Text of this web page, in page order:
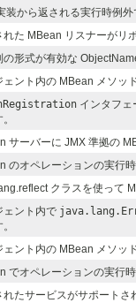
装から返される実行時例外
れた MBean リスナーがリ
の形式が有効な
ェント内の MBean メソッ
インタフ
サーバーに JMX 準拠の
のオペレーションの実行
クラスを使って
ェント内で
ェント内の MBean メソッ
でオペレーションの実行
れたサービスがサポート